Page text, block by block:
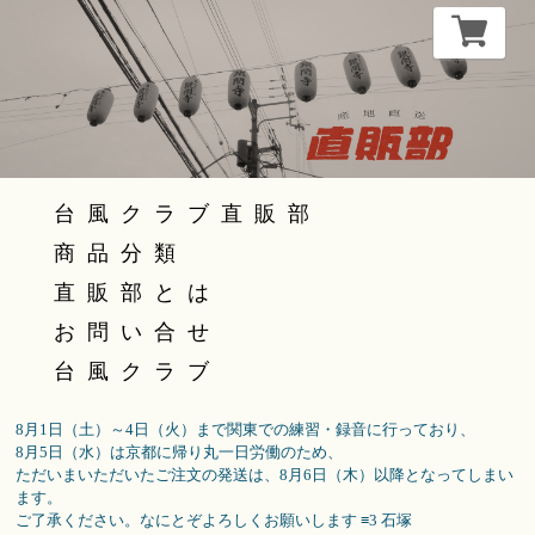
台風クラブ直販部
商品分類
直販部とは
お問い合せ
台風クラブ
8月1日（土）～4日（火）まで関東での練習・録音に行っており、
8月5日（水）は京都に帰り丸一日労働のため、
ただいまいただいたご注文の発送は、8月6日（木）以降となってしまい
ます。
ご了承ください。なにとぞよろしくお願いします ≡3 石塚